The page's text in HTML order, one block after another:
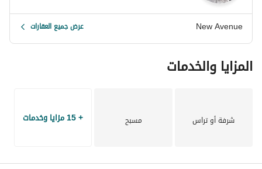
New Avenue عرض جميع العقارات
المزايا والخدمات
شرفة أو تراس مسبح + 15 مزايا وخدمات